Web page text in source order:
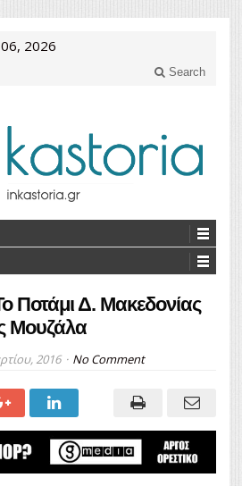
2026
Search
Ποτάμι Δ. Μακεδονίας
Μουζάλα
2016 No Comment